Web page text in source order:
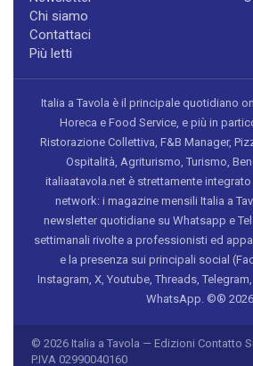
Chi siamo
Contattaci
Più letti
Italia a Tavola è il principale quotidiano
Horeca e Food Service, e più in
Ristorazione Collettiva, F&B Manager,
Ospitalità, Agriturismo, Turismo,
italiaatavola.net è strettamente
network: i magazine mensili Italia a
newsletter quotidiane su Whatsapp e
settimanali rivolte a professionisti ed
e la presenza sui principali social
Instagram, X, Youtube, Threads,
WhatsApp. ©® 2026
© 2026 Italia a Tavola — Edizioni Contatto
P.IVA 02990040160